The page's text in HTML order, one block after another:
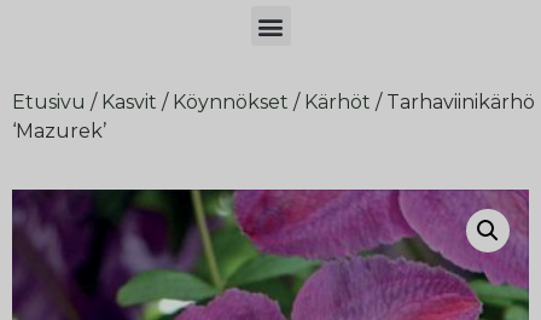
Etusivu / Kasvit / Köynnökset / Kärhöt / Tarhaviinikärhö
‘Mazurek’